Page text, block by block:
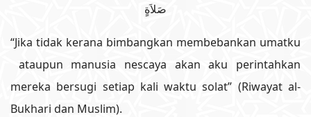
صَلاَةٍ
“Jika tidak kerana bimbangkan membebankan umatku
ataupun manusia nescaya akan aku perintahkan
mereka bersugi setiap kali waktu solat” (Riwayat al-
Bukhari dan Muslim).